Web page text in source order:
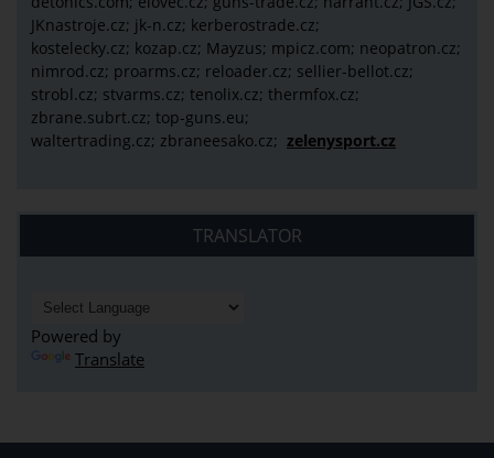
JKnastroje.cz; jk-n.cz; kerberostrade.cz;
kostelecky.cz; kozap.cz; Mayzus; mpicz.com; neopatron.cz;
nimrod.cz; proarms.cz; reloader.cz; sellier-bellot.cz;
strobl.cz; stvarms.cz; tenolix.cz; thermfox.cz;
zbrane.subrt.cz; top-guns.eu;
waltertrading.cz; zbraneesako.cz; zelenysport.cz
TRANSLATOR
Powered by
Translate